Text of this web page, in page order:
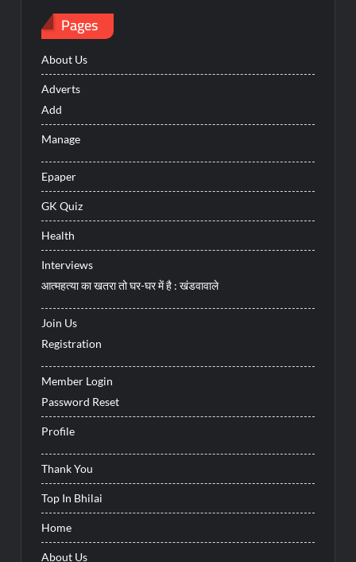
Pages
About Us
Adverts
Add
Manage
Epaper
GK Quiz
Health
Interviews
आत्महत्या का खतरा तो घर-घर में है : खंडवावाले
Join Us
Registration
Member Login
Password Reset
Profile
Thank You
Top In Bhilai
Home
About Us